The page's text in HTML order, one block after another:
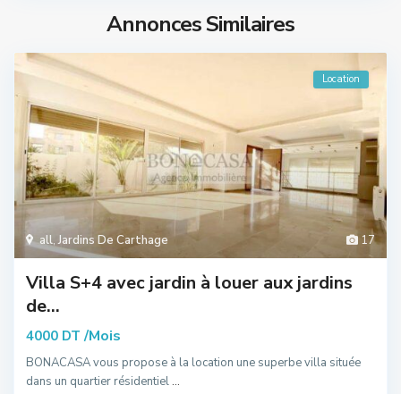
Annonces Similaires
17
all,Jardins De Carthage
Location
Villa S+4 avec jardin à louer aux jardins
de...
4000 DT /Mois
BONACASA vous propose à la location une superbe villa située
dans un quartier résidentiel...